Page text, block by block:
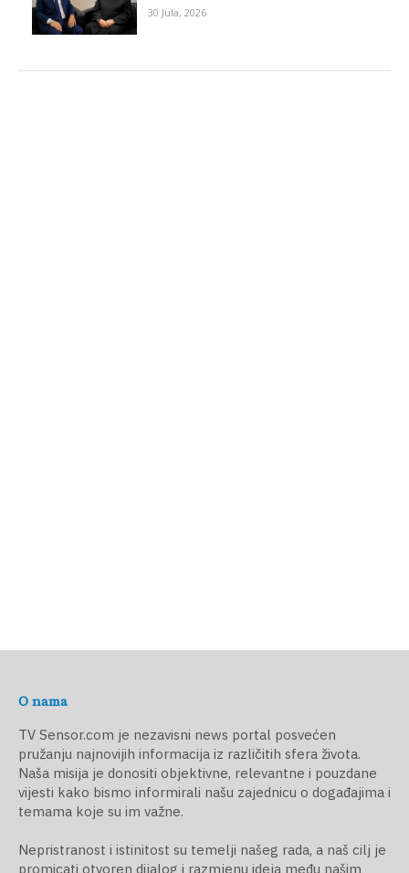
30 Jula, 2026
O nama
TV Sensor.com je nezavisni news portal posvećen
pružanju najnovijih informacija iz različitih sfera života.
Naša misija je donositi objektivne, relevantne i pouzdane
vijesti kako bismo informirali našu zajednicu o događajima i
temama koje su im važne.
Nepristranost i istinitost su temelji našeg rada, a naš cilj je
promicati otvoren dijalog i razmjenu ideja među našim